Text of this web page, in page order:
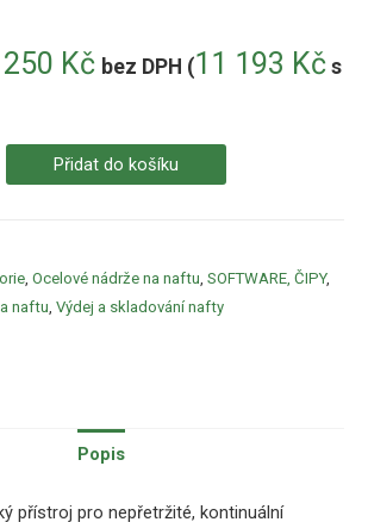
Kč bez DPH (11 193 Kč s
Přidat do košíku
Ocelové nádrže na naftu SOFTWARE, ČIPY,
naftu Výdej a skladování nafty
Popis
přístroj pro nepřetržité, kontinuální